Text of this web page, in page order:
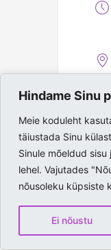
Hindame Sinu
Meie koduleht
täiustada Sinu
Sinule mõeldud
lehel. Vajutades
nõusoleku küpsiste
Ei nõustu